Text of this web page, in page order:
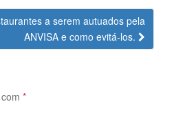
a serem autuados pela
ANVISA e como evitá-los.
*